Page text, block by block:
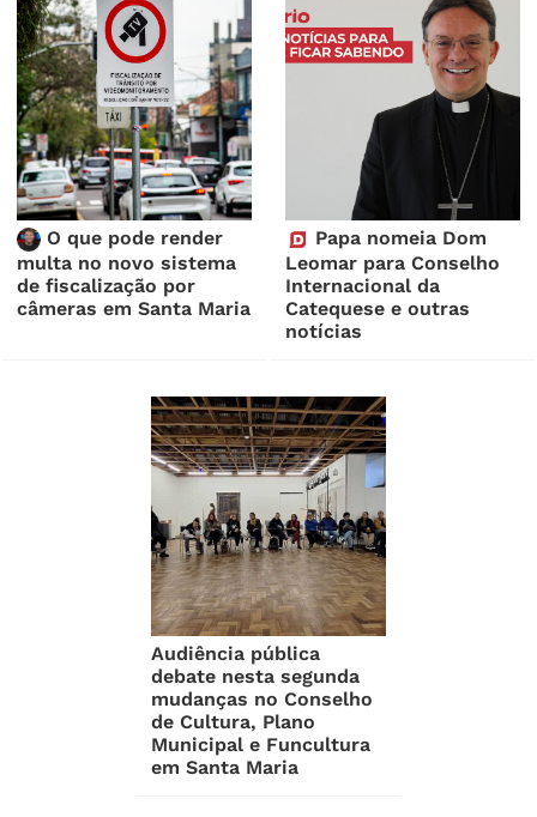
O que pode render
multa no novo sistema
de fiscalização por
câmeras em Santa Maria
Papa nomeia Dom
Leomar para Conselho
Internacional da
Catequese e outras
notícias
Audiência pública
debate nesta segunda
mudanças no Conselho
de Cultura, Plano
Municipal e Funcultura
em Santa Maria